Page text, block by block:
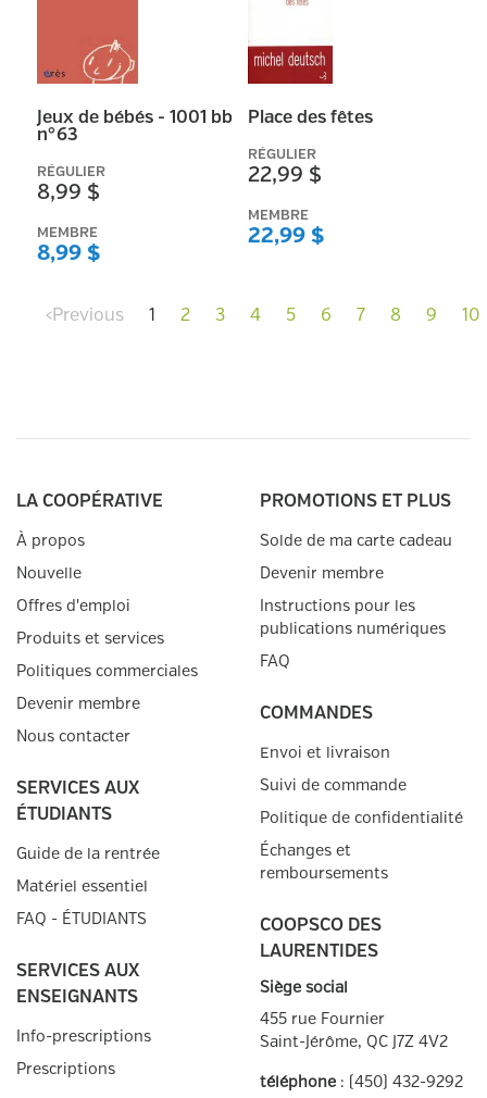
Jeux de bébés - 1001 bb
n°63
RÉGULIER
8,99 $
MEMBRE
8,99 $
Place des fêtes
RÉGULIER
22,99 $
MEMBRE
22,99 $
‹Previous 1 2 3 4 5 6 7 8 9 10
LA COOPÉRATIVE
À propos
Nouvelle
Offres d'emploi
Produits et services
Politiques commerciales
Devenir membre
Nous contacter
SERVICES AUX
ÉTUDIANTS
Guide de la rentrée
Matériel essentiel
FAQ - ÉTUDIANTS
SERVICES AUX
ENSEIGNANTS
Info-prescriptions
Prescriptions
PROMOTIONS ET PLUS
Solde de ma carte cadeau
Devenir membre
Instructions pour les
publications numériques
FAQ
COMMANDES
Envoi et livraison
Suivi de commande
Politique de confidentialité
Échanges et
remboursements
COOPSCO DES
LAURENTIDES
Siège social
455 rue Fournier
Saint-Jérôme, QC
J7Z 4V2
téléphone : (450) 432-9292